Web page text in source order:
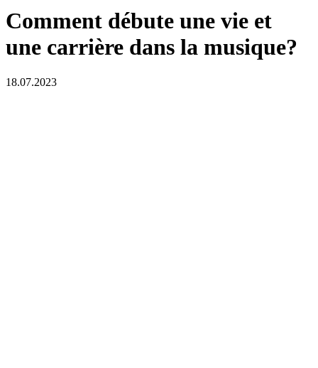
Comment débute une vie et
une carrière dans la musique?
18.07.2023